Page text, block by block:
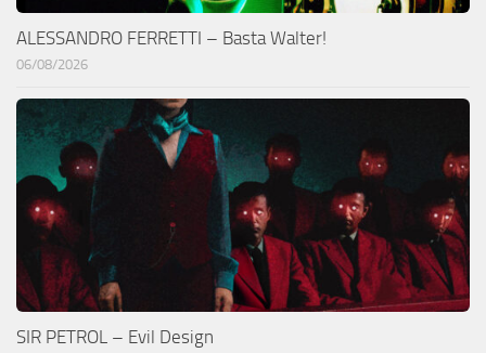
ALESSANDRO FERRETTI – Basta Walter!
06/08/2026
SIR PETROL – Evil Design